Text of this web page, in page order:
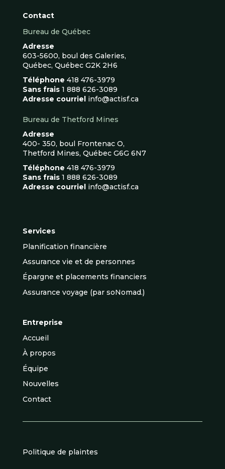
Contact
Bureau de Québec
Adresse
603-5600, boul des Galeries,
Québec, Québec G2K 2H6
Téléphone 418 476-3979
Sans frais 1 888 626-3089
Adresse courriel info@actisf.ca
Bureau de Thetford Mines
Adresse
400- 350, boul Frontenac O,
Thetford Mines, Québec G6G 6N7
Téléphone 418 476-3979
Sans frais 1 888 626-3089
Adresse courriel info@actisf.ca
Services
Planification financière
Assurance vie et de personnes
Épargne et placements financiers
Assurance voyage (par soNomad.)
Entreprise
Accueil
À propos
Équipe
Nouvelles
Contact
Politique de plaintes